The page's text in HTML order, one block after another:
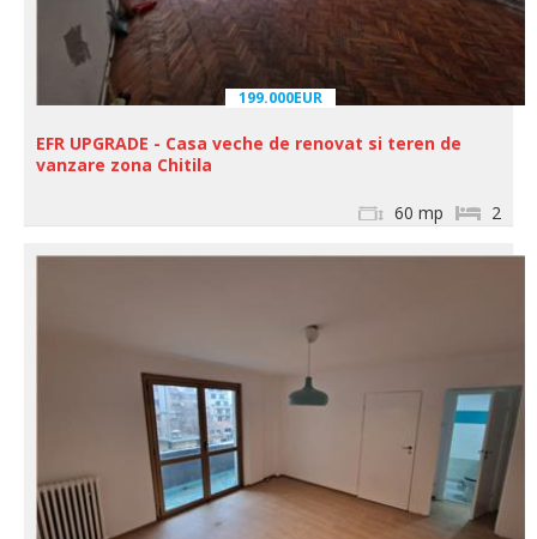
199.000EUR
EFR UPGRADE - Casa veche de renovat si teren de
vanzare zona Chitila
2
60 mp